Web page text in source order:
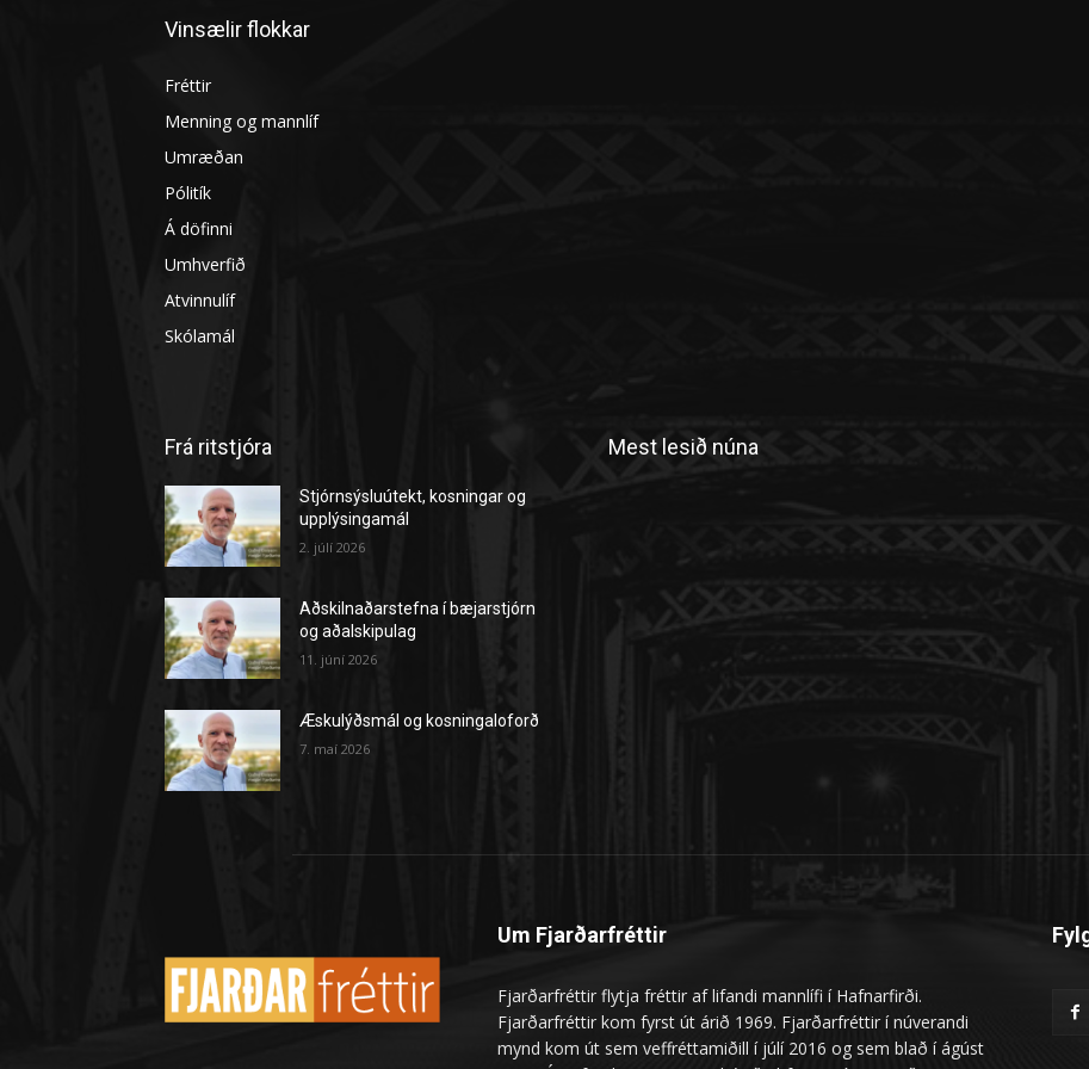
Vinsælir flokkar
Fréttir
Menning og mannlíf
Umræðan
Pólitík
Á döfinni
Umhverfið
Atvinnulíf
Skólamál
Frá ritstjóra
Stjórnsýsluútekt, kosningar og
upplýsingamál
2. júlí 2026
Aðskilnaðarstefna í bæjarstjórn
og aðalskipulag
11. júní 2026
Æskulýðsmál og kosningaloforð
7. maí 2026
Mest lesið núna
Um Fjarðarfréttir
Fjarðarfréttir flytja fréttir af lifandi mannlífi í Hafnarfirði.
Fjarðarfréttir kom fyrst út árið 1969. Fjarðarfréttir í núverandi
mynd kom út sem veffréttamiðill í júlí 2016 og sem blað í ágúst